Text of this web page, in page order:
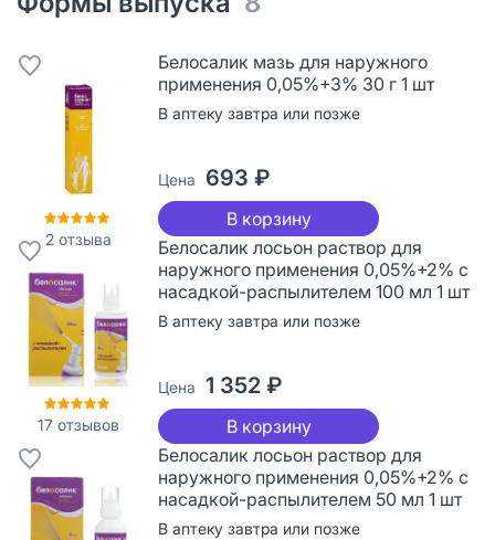
2 отзыва
Белосалик мазь для наружного
применения 0,05%+3% 30 г 1 шт
В аптеку завтра или позже
Цена 693 ₽
В корзину
17 отзывов
Белосалик лосьон раствор для
наружного применения 0,05%+2% с
насадкой-распылителем 100 мл 1 шт
В аптеку завтра или позже
Цена 1 352 ₽
В корзину
Белосалик лосьон раствор для
наружного применения 0,05%+2% с
насадкой-распылителем 50 мл 1 шт
В аптеку завтра или позже